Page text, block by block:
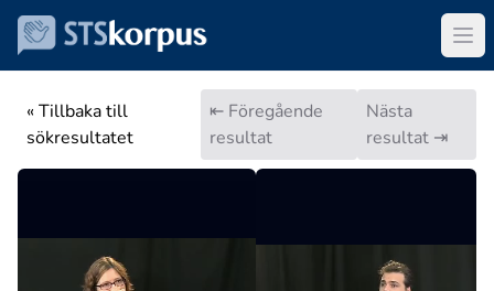
« Tillbaka till
sökresultatet
⇤ Föregående
resultat
Nästa
resultat ⇥